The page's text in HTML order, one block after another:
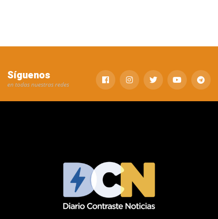
Síguenos
en todas nuestras redes